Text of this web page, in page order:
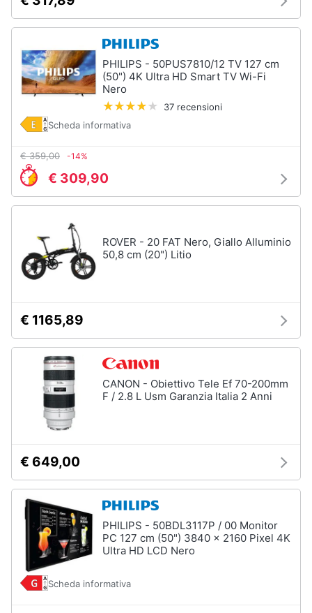
PHILIPS - 50PUS7810/12 TV 127 cm
(50") 4K Ultra HD Smart TV Wi-Fi
Nero
37 recensioni
Scheda informativa
€ 359,00 -14%
€ 309,90
ROVER - 20 FAT Nero, Giallo Alluminio
50,8 cm (20") Litio
€ 1165,89
CANON - Obiettivo Tele Ef 70-200mm
F / 2.8 L Usm Garanzia Italia 2 Anni
€ 649,00
PHILIPS - 50BDL3117P / 00 Monitor
PC 127 cm (50") 3840 x 2160 Pixel 4K
Ultra HD LCD Nero
Scheda informativa